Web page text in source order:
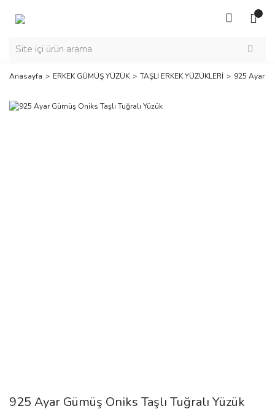
Anasayfa ERKEK GÜMÜŞ YÜZÜK TAŞLI ERKEK YÜZÜKLERİ 925 Ayar
925 Ayar Gümüş Oniks Taşlı Tuğralı Yüzük